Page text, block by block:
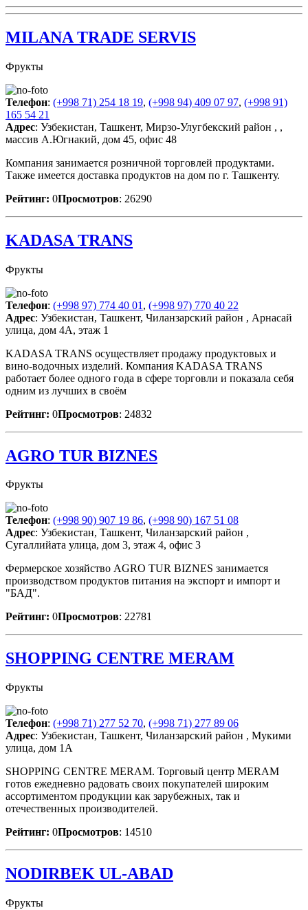
MILANA TRADE SERVIS
Фрукты
Телефон: (+998 71) 254 18 19, (+998 94) 409 07 97, (+998 91)
165 54 21
Адрес: Узбекистан, Ташкент, Мирзо-Улугбекский район , ,
массив А.Югнакий, дом 45, офис 48
Компания занимается розничной торговлей продуктами.
Также имеется доставка продуктов на дом по г. Ташкенту.
Рейтинг: 0Просмотров: 26290
KADASA TRANS
Фрукты
Телефон: (+998 97) 774 40 01 , (+998 97) 770 40 22
Адрес: Узбекистан, Ташкент, Чиланзарский район , Арнасай
улица, дом 4A, этаж 1
KADASA TRANS осуществляет продажу продуктовых и
вино-водочных изделий. Компания KADASA TRANS
работает более одного года в сфере торговли и показала себя
одним из лучших в своём
Рейтинг: 0Просмотров: 24832
AGRO TUR BIZNES
Фрукты
Телефон: (+998 90) 907 19 86, (+998 90) 167 51 08
Адрес: Узбекистан, Ташкент, Чиланзарский район ,
Сугаллийата улица, дом 3, этаж 4, офис 3
Фермерское хозяйство AGRO TUR BIZNES занимается
производством продуктов питания на экспорт и импорт и
"БАД".
Рейтинг: 0Просмотров: 22781
SHOPPING CENTRE MERAM
Фрукты
Телефон: (+998 71) 277 52 70, (+998 71) 277 89 06
Адрес: Узбекистан, Ташкент, Чиланзарский район , Мукими
улица, дом 1А
SHOPPING CENTRE MERAM. Торговый центр MERAM
готов ежедневно радовать своих покупателей широким
ассортиментом продукции как зарубежных, так и
отечественных производителей.
Рейтинг: 0Просмотров: 14510
NODIRBEK UL-ABAD
Фрукты